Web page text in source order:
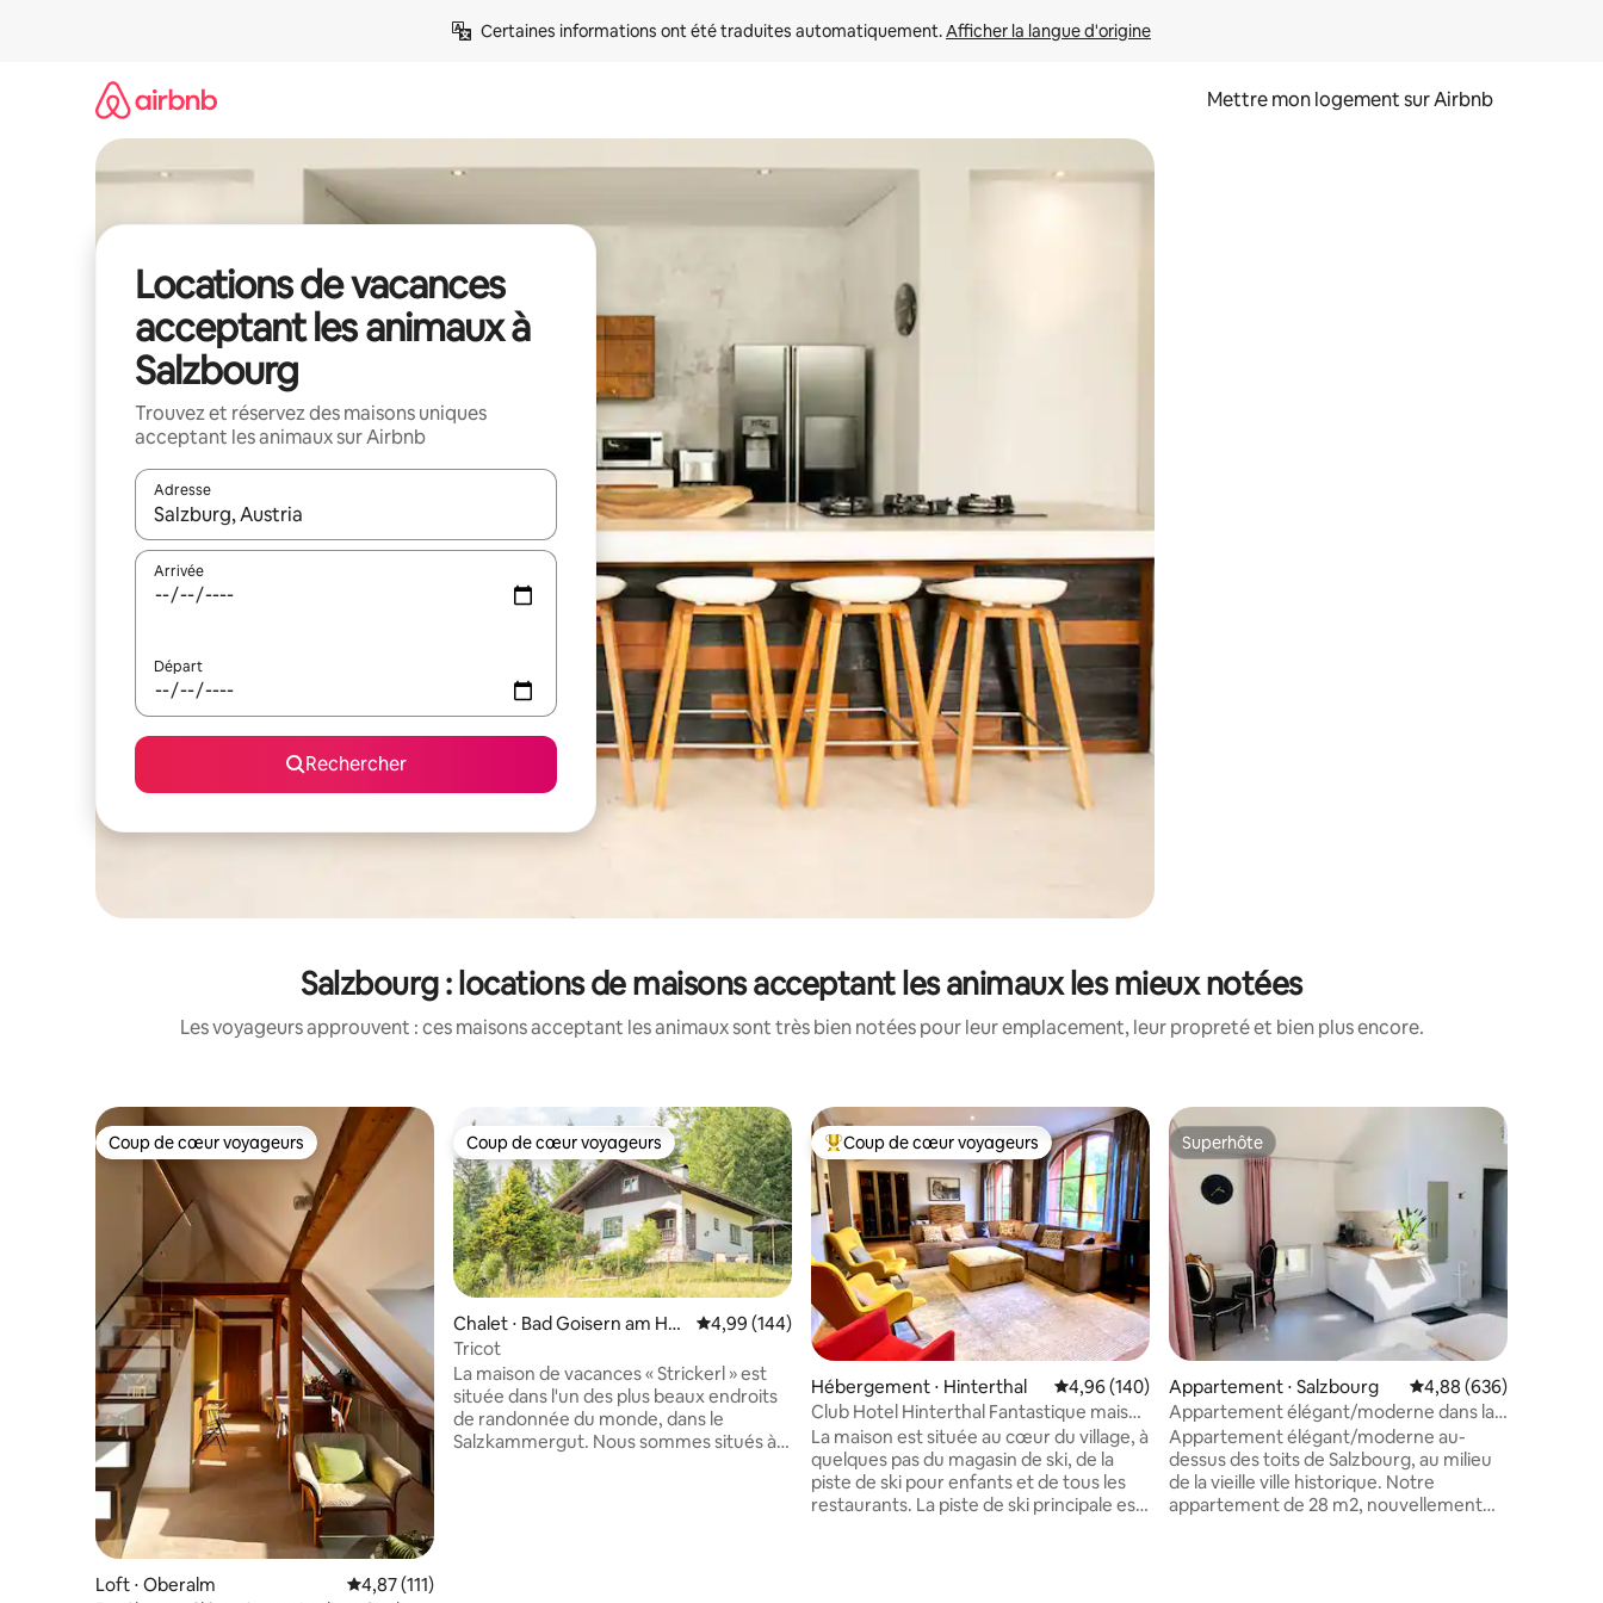
Certaines informations ont été traduites automatiquement. Afficher la langue d'origine
Mettre mon logement sur Airbnb
Locations de vacances
acceptant les animaux à
Salzbourg
Trouvez et réservez des maisons uniques
acceptant les animaux sur Airbnb
Adresse
Lorsque les résultats s'affichent, utilisez les flèches vers le haut et vers le bas pour les parcourir ou en appuyant et en faisant glisser.
Arrivée
Départ
Rechercher
Salzbourg : locations de maisons acceptant les animaux les mieux notées
Les voyageurs approuvent : ces maisons acceptant les animaux sont très bien notées pour leur emplacement, leur propreté et bien plus encore.
Coup de cœur voyageurs
Coup de cœur voyageurs
Loft ⋅ Oberalm Évaluation moyenne sur la base de 111 commentaires : 4,87 sur 5
4,87 (111)
Coup de cœur voyageurs
Coup de cœur voyageurs
Chalet ⋅ Bad Goisern am Hall
stättersee
Évaluation moyenne sur la base de 144 commentaires : 4,99 sur 5
4,99 (144)
Tricot
La maison de vacances « Strickerl » est
située dans l'un des plus beaux endroits
de randonnée du monde, dans le
Salzkammergut. Nous sommes situés à
Coups de cœur voyageurs les plus appréciés
Coup de cœur voyageurs
Hébergement ⋅ Hinterthal Évaluation moyenne sur la base de 140 commentaires : 4,96 sur 5
4,96 (140)
Club Hotel Hinterthal Fantastique maison
de vacances
La maison est située au cœur du village, à
quelques pas du magasin de ski, de la
piste de ski pour enfants et de tous les
restaurants. La piste de ski principale est
Superhôte
Superhôte
Appartement ⋅ Salzbourg Évaluation moyenne
4,88 (636)
Appartement élégant/moderne dans la
vieille ville
Appartement élégant/moderne au-
dessus des toits de Salzbourg, au milieu
de la vieille ville historique. Notre
appartement de 28 m2, nouvellement